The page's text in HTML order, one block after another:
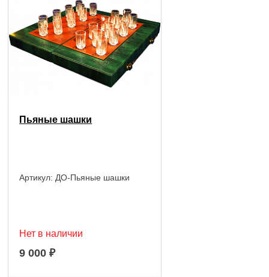
Пьяные шашки
Артикул: ДО-Пьяные шашки
Нет в наличии
9 000 ₽